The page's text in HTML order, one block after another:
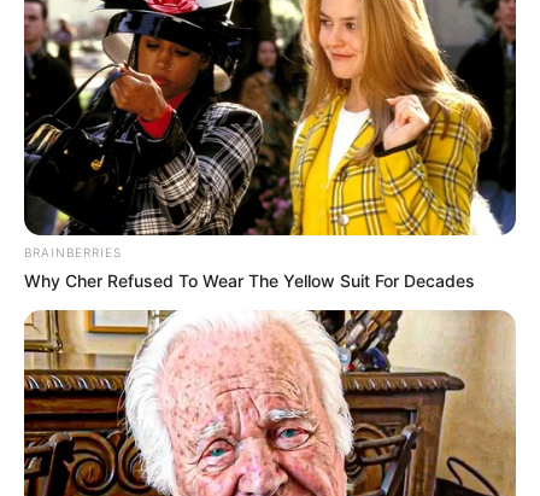
LIHAT ARTIKEL LAINNYA
Nyimas Ratu Rafa Beby Tsabina
BRAINBERRIES
Why Cher Refused To Wear The Yellow Suit For Decades